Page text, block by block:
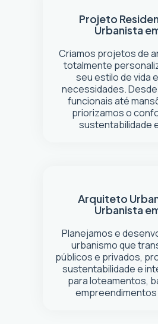
Projeto
Urbanista
Criamos projetos de
totalmente
seu estilo de vida
necessidades.
funcionais até
priorizamos o
sustentabilidade
Arquiteto
Urbanista
Planejamos e
urbanismo que
públicos e privados,
sustentabilidade e
para loteamentos,